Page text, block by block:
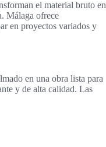
el material bruto en
Málaga ofrece
en proyectos variados y
en una obra lista para
y de alta calidad. Las